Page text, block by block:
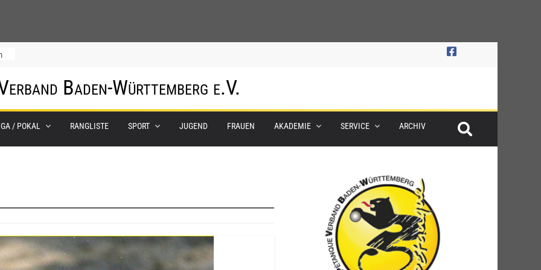
Baden-Württemberg e.V.
/ POKAL RANGLISTE SPORT JUGEND FRAUEN AKADEMIE SERVICE ARCHIV